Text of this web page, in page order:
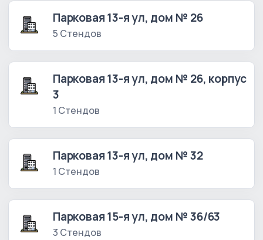
Парковая 13-я ул, дом № 26
5 Стендов
Парковая 13-я ул, дом № 26, корпус
3
1 Стендов
Парковая 13-я ул, дом № 32
1 Стендов
Парковая 15-я ул, дом № 36/63
3 Стендов